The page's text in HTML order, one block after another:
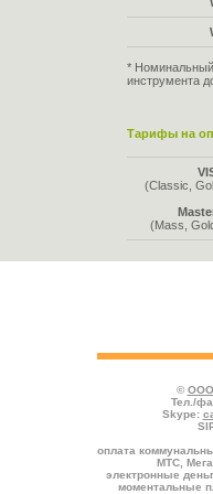
* Номинальный
инструмента
Тарифы на
(Classic,
(Mass,
©
Тел./
Skype:
оплата
МТС,
электронные
моментальные